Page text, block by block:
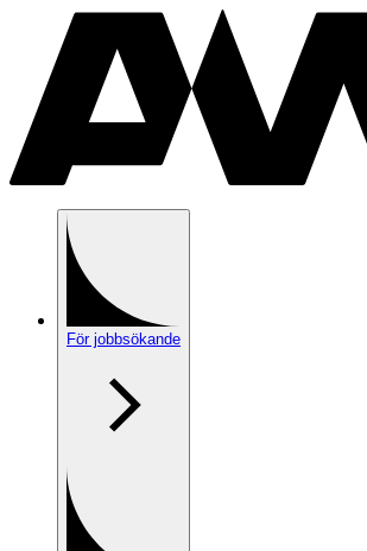
För jobbsökande